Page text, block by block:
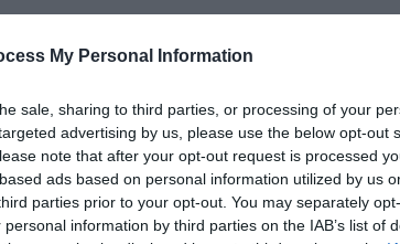
My Personal Information
sale, sharing to third parties, or processing of your
advertising by us, please use the below opt-out
note that after your opt-out request is processed
ads based on personal information utilized by us
parties prior to your opt-out. You may separately
information by third parties on the IAB’s list of